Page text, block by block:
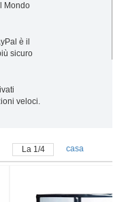
Mondo
è il
sicuro
veloci.
La 2/4 casa